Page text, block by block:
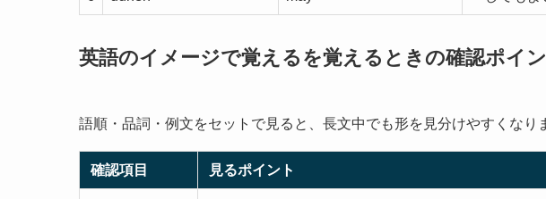
英語のイメージで覚えるを覚えるときの確認ポイ
語順・品詞・例文をセットで見ると、長文中でも形を見分けやすくなり
確認項目 見るポイント